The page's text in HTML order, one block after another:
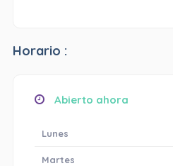
Horario :
Abierto ahora
Lunes
Martes